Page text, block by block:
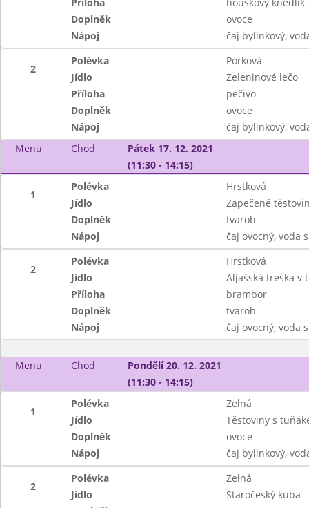
Doplněk
ovoce
Nápoj
čaj bylinkový,
2
Polévka
Pórková
Jídlo
Zeleninové lečo
Příloha
pečivo
Doplněk
ovoce
Nápoj
čaj bylinkový,
Menu
Chod
Pátek 17. 12. 2021
(11:30 - 14:15)
1
Polévka
Hrstková
Jídlo
Zapečené
Doplněk
tvaroh
Nápoj
čaj ovocný, voda
2
Polévka
Hrstková
Jídlo
Aljašská treska v
Příloha
brambor
Doplněk
tvaroh
Nápoj
čaj ovocný, voda
Menu Chod
Pondělí 20. 12. 2021
(11:30 - 14:15)
1
Polévka
Zelná
Jídlo
Těstoviny s
Doplněk
ovoce
Nápoj
čaj bylinkový,
2
Polévka
Zelná
Jídlo
Staročeský kuba